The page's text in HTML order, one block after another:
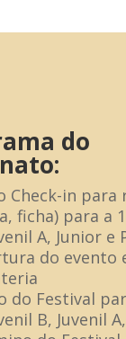
do
Check-in
ficha) para a
A, Junior e
do evento
do Festival
B, Juvenil